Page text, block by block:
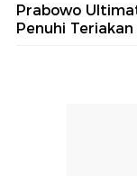
Prabowo
Penuhi